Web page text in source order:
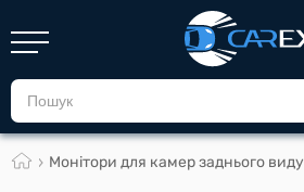
Монітори для камер заднього виду